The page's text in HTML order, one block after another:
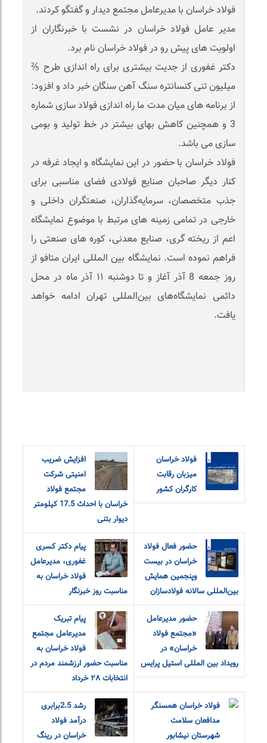
فولاد خراسان با مدیرعامل مجتمع دیدار و گفتگو کردند.
مدیر عامل فولاد خراسان در نشست با خبرنگاران از
اولویت های پیش رو در فولاد خراسان نام برد.
دکتر غفوری از جدیت بیشتری برای راه اندازی طرح ⅖
میلیون تنی کنسانتره سنگ آهن سنگان خبر داد و افزود:
از برنامه های میان مدت ما راه اندازی فولاد سازی شماره
3 و همچنین کاهش بهای بیشتر در خط تولید و بومی
سازی می باشد.
فولاد خراسان با حضور در این نمایشگاه و ایجاد غرفه در
کنار دیگر صاحبان صنایع فولادی فضای مناسبی برای
جذب متخصصان، سرمایه‌گذاران، صنعتگران داخلی و
خارجی در تمامی زمینه های مرتبط با موضوع نمایشگاه
اعم از ریخته گری، صنایع معدنی، کوره های صنعتی را
فراهم نموده است. نمایشگاه بین المللی ایران متافو از
روز جمعه 8 آذر آغاز و تا دوشنبه ۱۱ آذر ماه در محل
دائمی نمایشگاه‌های بین‌المللی تهران ادامه خواهد
یافت.
فولاد خراسان
میزبان رقابت
کارگران کشور
افزایش ضریب
امنیتی شرکت
مجتمع فولاد
خراسان با احداث 17.5 کیلومتر
دیوار بتنی
حضور فعال فولاد
خراسان در بیست
و‌پنجمین همایش
بین‌المللی سالانه فولادسازان
پیام دکتر کسری
غفوری، مدیرعامل
فولاد خراسان به
مناسبت روز خبرنگار
حضور مدیرعامل
«مجتمع فولاد
خراسان» در
رویداد بین المللی استیل پرایس
پیام تبریک
مدیرعامل مجتمع
فولاد خراسان به
مناسبت حضور ارزشمند مردم در
انتخابات ٢٨ خرداد
فولاد خراسان همسنگر
مدافعان سلامت
شهرستان نیشابور
رشد 2.5برابری
درآمد فولاد
خراسان در رینگ